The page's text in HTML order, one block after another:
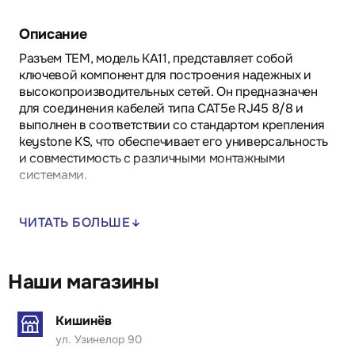
Описание
Разъем TEM, модель KA11, представляет собой
ключевой компонент для построения надежных и
высокопроизводительных сетей. Он предназначен
для соединения кабелей типа CAT5e RJ45 8/8 и
выполнен в соответствии со стандартом крепления
keystone KS, что обеспечивает его универсальность
и совместимость с различными монтажными
системами.
- Прочная конструкция разъема гарантирует
- Простота установки позволяет быстро и
безошибочно монтировать устройство, снижая
время на развертывание сетей.
- Соответствие международному стандарту IEC
60603-7 обеспечивает высокое качество передачи
ЧИТАТЬ БОЛЬШЕ
Наши магазины
Кишинёв
ул. Узинелор 90